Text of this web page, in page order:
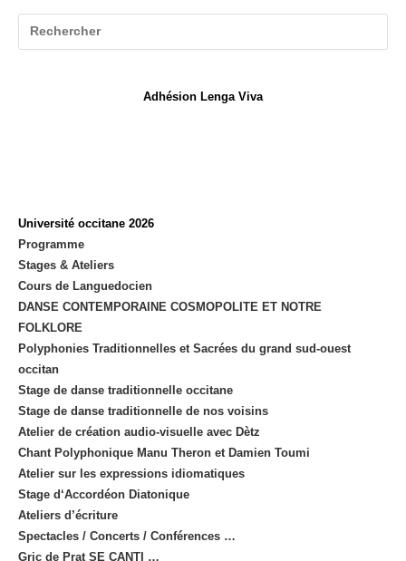
un
nouvel
Adhésion Lenga Viva
Université occitane 2026
Programme
Stages & Ateliers
Cours de Languedocien
DANSE CONTEMPORAINE COSMOPOLITE ET NOTRE
FOLKLORE
Polyphonies Traditionnelles et Sacrées du grand sud-ouest
occitan
Stage de danse traditionnelle occitane
Stage de danse traditionnelle de nos voisins
Atelier de création audio-visuelle avec Dètz
Chant Polyphonique Manu Theron et Damien Toumi
Atelier sur les expressions idiomatiques
Stage d‘Accordéon Diatonique
Ateliers d’écriture
Spectacles / Concerts / Conférences …
Gric de Prat SE CANTI …